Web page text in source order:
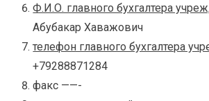
Ф.И.О. главного бухгалтера
Абубакар Хаважович
телефон главного бухгалтера
+79288871284
факс ——-